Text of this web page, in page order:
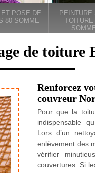
POSE DE
80 SOMME
PEINTURE
TOITURE
de toiture
Renforcez
couvreur
Pour que la
indispensable
Lors d’un
enlèvement des
vérifier
couvertures. Si